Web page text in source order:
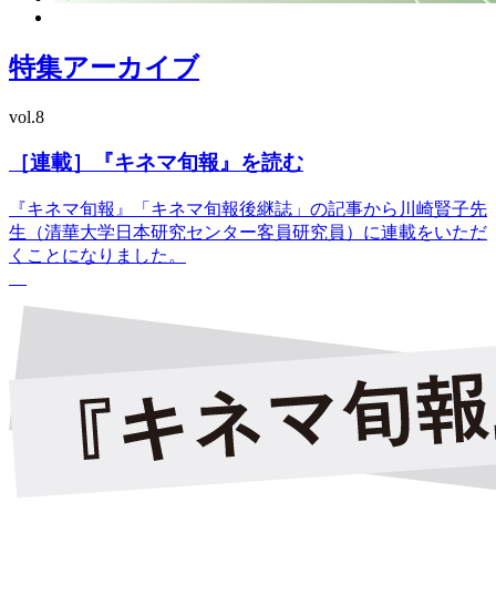
特集アーカイブ
vol.8
［連載］『キネマ旬報』を読む
『キネマ旬報』「キネマ旬報後継誌」の記事から川崎賢子先
生（清華大学日本研究センター客員研究員）に連載をいただ
くことになりました。